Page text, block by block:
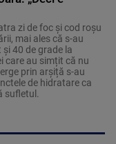
zi de foc și cod roșu
mai ales că s-au
40 de grade la
care au simțit că nu
prin arșiță s-au
de hidratare ca
sufletul.